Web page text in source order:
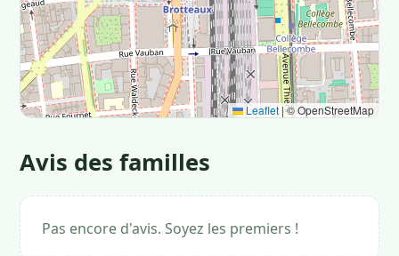
Leaflet |© OpenStreetMap
Avis des familles
Pas encore d'avis. Soyez les premiers !